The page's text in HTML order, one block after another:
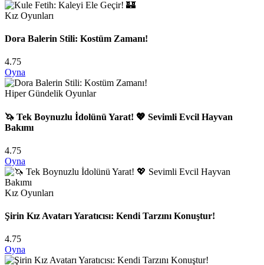
Kız Oyunları
Dora Balerin Stili: Kostüm Zamanı!
4.75
Oyna
Hiper Gündelik Oyunlar
🦄 Tek Boynuzlu İdolünü Yarat! 💖 Sevimli Evcil Hayvan
Bakımı
4.75
Oyna
Kız Oyunları
Şirin Kız Avatarı Yaratıcısı: Kendi Tarzını Konuştur!
4.75
Oyna